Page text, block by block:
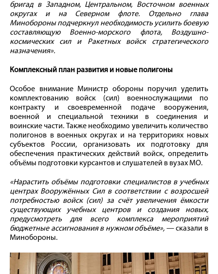
бригад в Западном, Центральном, Восточном военных
округах и на Северном флоте. Отдельно глава
Минобороны подчеркнул необходимость усилить боевую
составляющую Военно-морского флота, Воздушно-
космических сил и Ракетных войск стратегического
назначения».
Комплексный план развития и новые полигоны
Особое внимание Министр обороны поручил уделить
комплектованию войск (сил) военнослужащими по
контракту и своевременной подаче вооружения,
военной и специальной техники в соединения и
воинские части. Также необходимо увеличить количество
полигонов в военных округах и на территориях новых
субъектов России, организовать их подготовку для
обеспечения практических действий войск, определить
объёмы подготовки курсантов и слушателей в вузах МО.
«Нарастить объёмы подготовки специалистов в учебных
центрах Вооружённых Сил в соответствии с возросшей
потребностью войск (сил) за счёт увеличения ёмкости
существующих учебных центров и создания новых,
предусмотреть для всего комплекса мероприятий
бюджетные ассигнования в нужном объёме», — сказали в
Минобороны.